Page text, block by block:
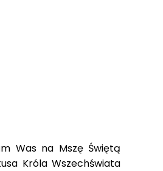
Was na Mszę Świętą
Króla Wszechświata